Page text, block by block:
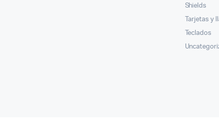
Shields
Tarjetas y
Teclados